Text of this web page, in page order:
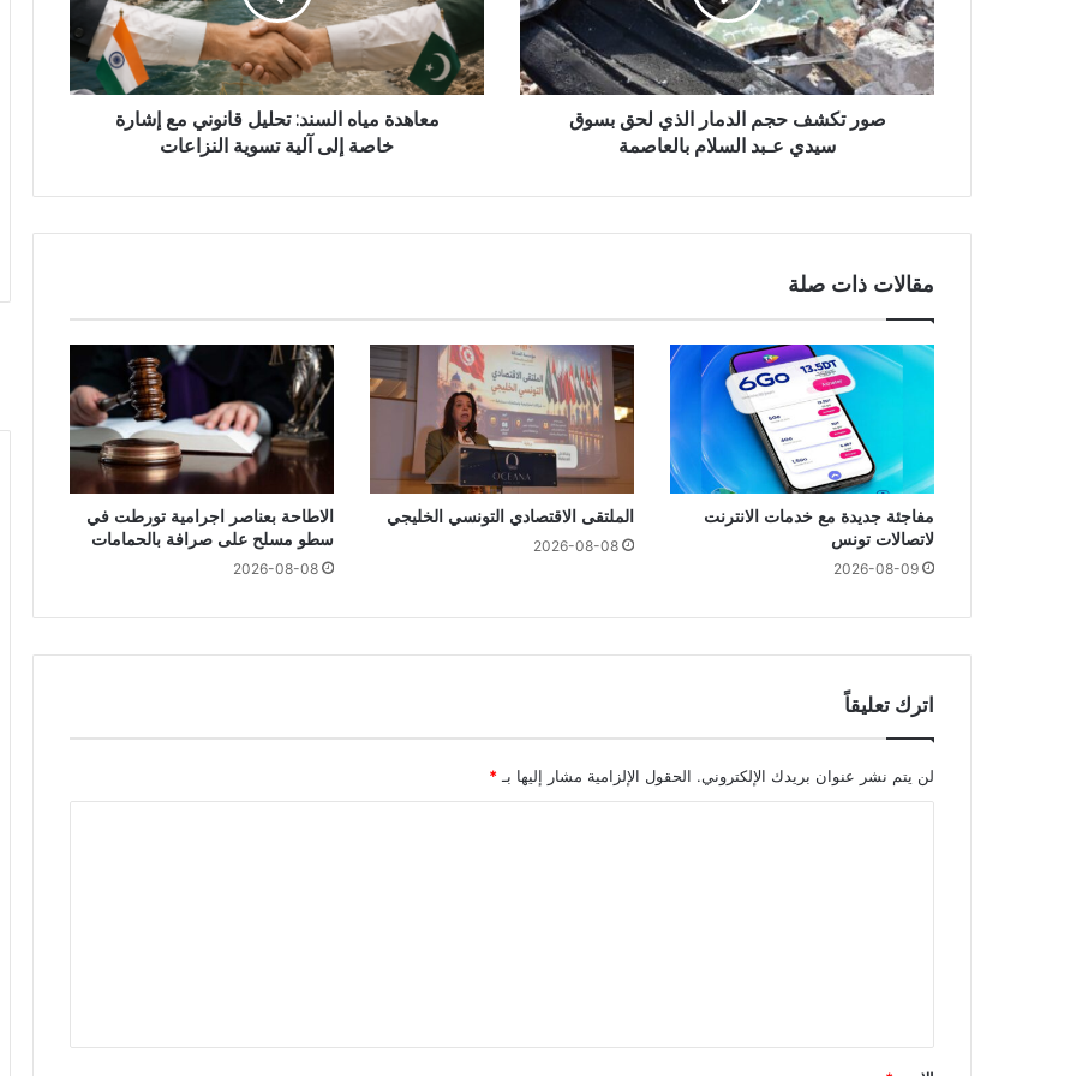
صور تكشف حجم الدمار الذي لحق بسوق
سيدي عـبد السلام بالعاصمة
معاهدة مياه السند: تحليل قانوني مع إشارة
خاصة إلى آلية تسوية النزاعات
مقالات ذات صلة
مفاجئة جديدة مع خدمات الانترنت
لاتصالات تونس
2026-08-09
الملتقى الاقتصادي التونسي الخليجي
2026-08-08
الاطاحة بعناصر اجرامية تورطت في
سطو مسلح على صرافة بالحمامات
2026-08-08
اترك تعليقاً
لن يتم نشر عنوان بريدك الإلكتروني. الحقول الإلزامية مشار إليها بـ *
*